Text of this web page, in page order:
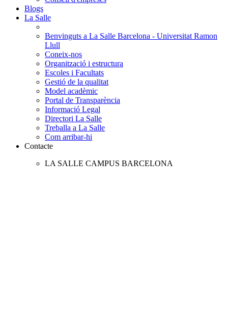
Blogs
La Salle
Benvinguts a La Salle Barcelona - Universitat Ramon
Llull
Coneix-nos
Organització i estructura
Escoles i Facultats
Gestió de la qualitat
Model acadèmic
Portal de Transparència
Informació Legal
Directori La Salle
Treballa a La Salle
Com arribar-hi
Contacte
LA SALLE CAMPUS BARCELONA